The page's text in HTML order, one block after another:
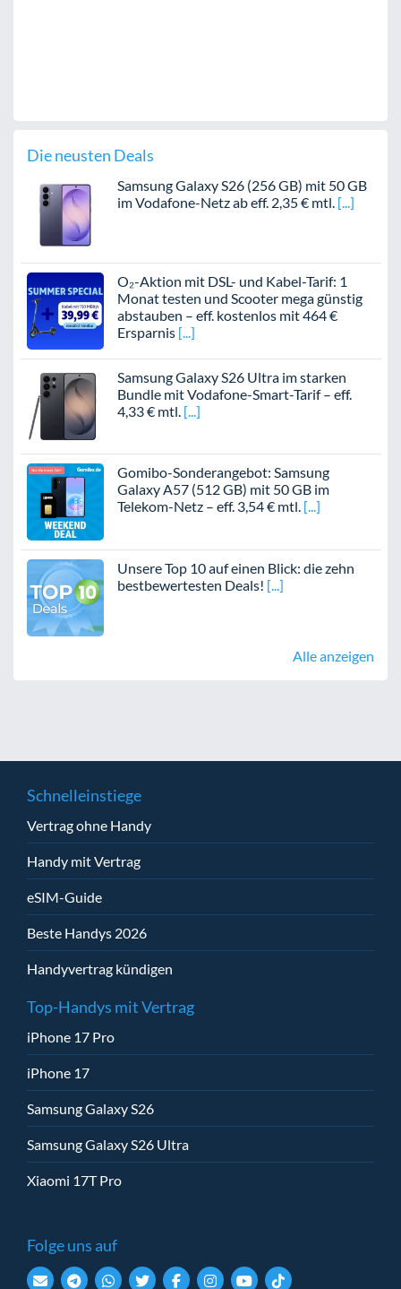
Die neusten Deals
Samsung Galaxy S26 (256 GB) mit 50 GB
im Vodafone-Netz ab eff. 2,35 € mtl.
O₂-Aktion mit DSL- und Kabel-Tarif: 1
Monat testen und Scooter mega günstig
abstauben – eff. kostenlos mit 464 €
Ersparnis
Samsung Galaxy S26 Ultra im starken
Bundle mit Vodafone-Smart-Tarif – eff.
4,33 € mtl.
Gomibo-Sonderangebot: Samsung
Galaxy A57 (512 GB) mit 50 GB im
Telekom-Netz – eff. 3,54 € mtl.
Unsere Top 10 auf einen Blick: die zehn
bestbewertesten Deals!
Alle anzeigen
Schnelleinstiege
Vertrag ohne Handy
Handy mit Vertrag
eSIM-Guide
Beste Handys 2026
Handyvertrag kündigen
Top-Handys mit Vertrag
iPhone 17 Pro
iPhone 17
Samsung Galaxy S26
Samsung Galaxy S26 Ultra
Xiaomi 17T Pro
Folge uns auf